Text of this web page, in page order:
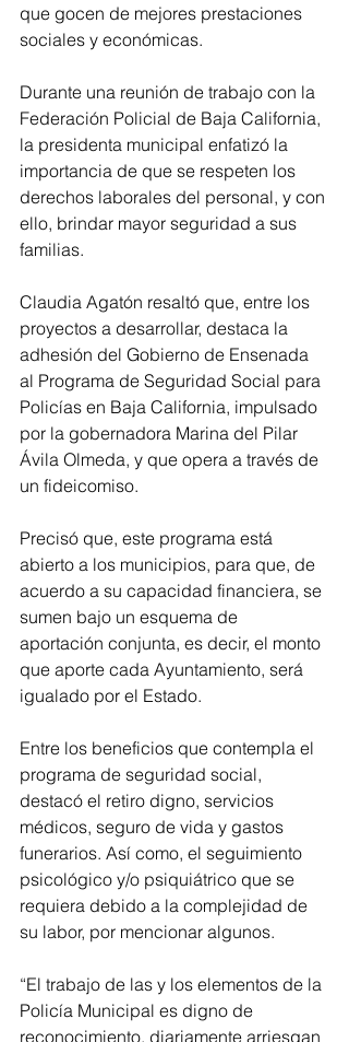
que gocen de mejores prestaciones
sociales y económicas.
Durante una reunión de trabajo con la
Federación Policial de Baja California,
la presidenta municipal enfatizó la
importancia de que se respeten los
derechos laborales del personal, y con
ello, brindar mayor seguridad a sus
familias.
Claudia Agatón resaltó que, entre los
proyectos a desarrollar, destaca la
adhesión del Gobierno de Ensenada
al Programa de Seguridad Social para
Policías en Baja California, impulsado
por la gobernadora Marina del Pilar
Ávila Olmeda, y que opera a través de
un fideicomiso.
Precisó que, este programa está
abierto a los municipios, para que, de
acuerdo a su capacidad financiera, se
sumen bajo un esquema de
aportación conjunta, es decir, el monto
que aporte cada Ayuntamiento, será
igualado por el Estado.
Entre los beneficios que contempla el
programa de seguridad social,
destacó el retiro digno, servicios
médicos, seguro de vida y gastos
funerarios. Así como, el seguimiento
psicológico y/o psiquiátrico que se
requiera debido a la complejidad de
su labor, por mencionar algunos.
“El trabajo de las y los elementos de la
Policía Municipal es digno de
reconocimiento, diariamente arriesgan